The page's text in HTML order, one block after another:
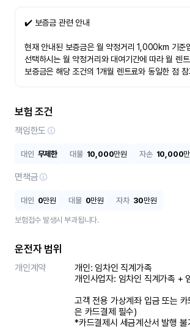
✔️ 보증금 관련 안내
현재 안내된 보증금은 월 약정거리 1,000km 기준
선택하시는 월 약정거리와 대여기간에 따라 월 렌트
보증금은 해당 조건의 1개월 렌트료와 동일한 점
보험 조건
책임한도
대인 무제한 대물 10,000만원 자손 10,000
면책금
대인 0만원 대물 0만원 자차 30만원
보험접수 발생시 부과됩니다.
운전자 범위
개인계약
개인: 임차인 직계가족
개인사업자: 임차인 직계가족 +
고객 전용 가상계좌 입금 또는
은 카드결제 필수)
*카드결제시 세금계산서 발행 불